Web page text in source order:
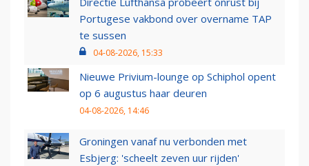
Portugese vakbond over overname TAP
te sussen
04-08-2026, 15:33
Nieuwe Privium-lounge op Schiphol opent
op 6 augustus haar deuren
04-08-2026, 14:46
Groningen vanaf nu verbonden met
Esbjerg: 'scheelt zeven uur rijden'